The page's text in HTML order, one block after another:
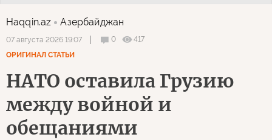
Haqqin.az Азербайджан
07 августа 2026 19:07 0
417
ОРИГИНАЛ СТАТЬИ
НАТО оставила Грузию
между войной и
обещаниями